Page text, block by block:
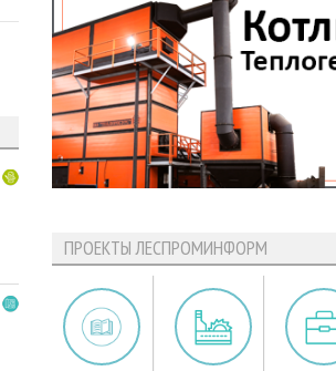
ПРОЕКТЫ ЛЕСПРОМИНФОРМ